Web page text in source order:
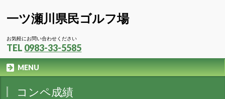
一ツ瀬川県民ゴルフ場
お気軽にお問い合わせください
TEL 0983-33-5585
MENU
コンペ成績